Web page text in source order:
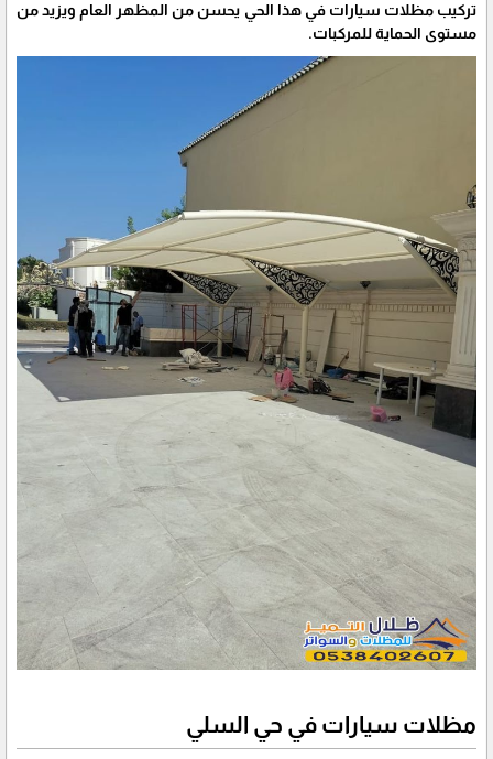
تركيب مظلات سيارات في هذا الحي يحسن من المظهر العام ويزيد من
مستوى الحماية للمركبات.
مظلات سيارات في حي السلي